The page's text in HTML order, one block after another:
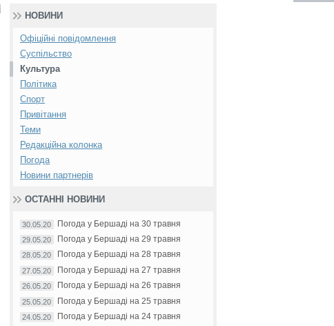
НОВИНИ
Офіційні повідомлення
Суспільство
Культура
Політика
Спорт
Привітання
Теми
Редакційна колонка
Погода
Новини партнерів
ОСТАННІ НОВИНИ
30.05.20 Погода у Бершаді на 30 травня
29.05.20 Погода у Бершаді на 29 травня
28.05.20 Погода у Бершаді на 28 травня
27.05.20 Погода у Бершаді на 27 травня
26.05.20 Погода у Бершаді на 26 травня
25.05.20 Погода у Бершаді на 25 травня
24.05.20 Погода у Бершаді на 24 травня